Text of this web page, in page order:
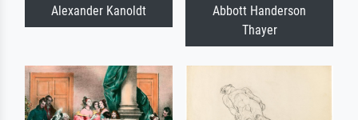
Alexander Kanoldt
Abbott Handerson
Thayer